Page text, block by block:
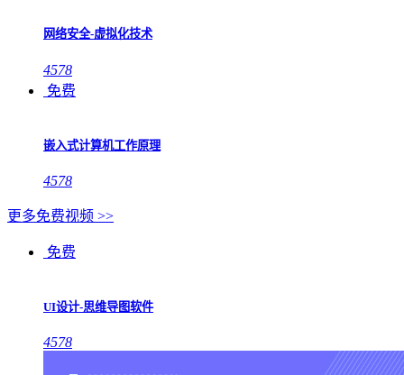
网络安全-虚拟化技术
4578
免费
嵌入式计算机工作原理
4578
更多免费视频 >>
免费
UI设计-思维导图软件
4578